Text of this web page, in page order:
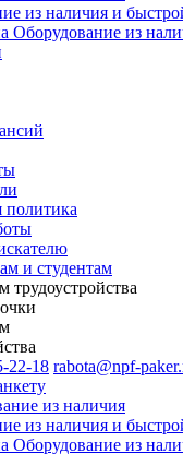
из наличия и
политика
и студентам
трудоустройства
22-18 rabota@npf-
из наличия и